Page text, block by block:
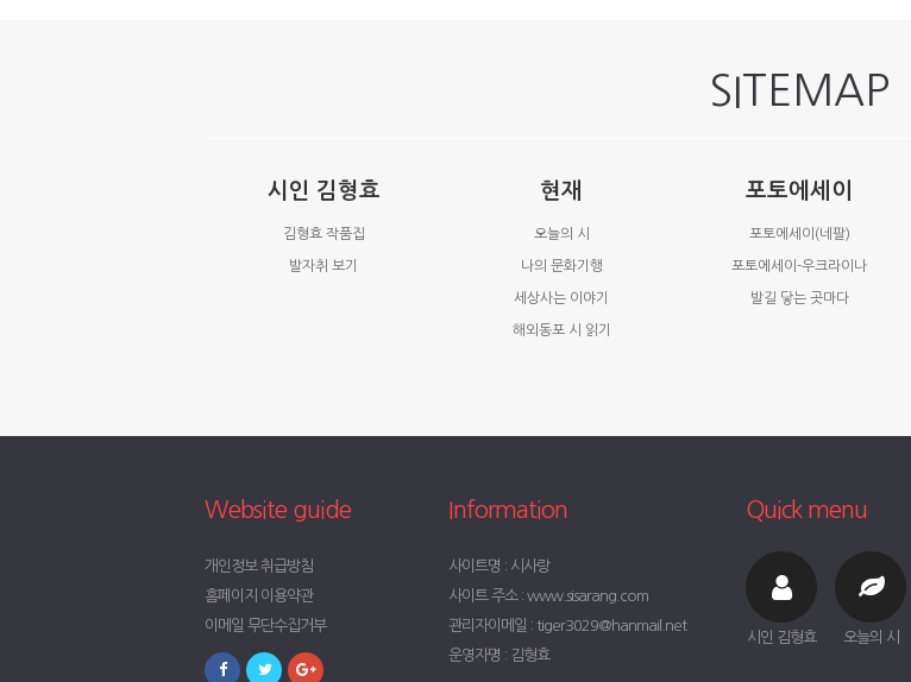
SITEMAP
시인 김형효
김형효 작품집
발자취 보기
현재
오늘의 시
나의 문화기행
세상사는 이야기
해외동포 시 읽기
포토에세이
포토에세이(네팔)
포토에세이-우크라이나
발길 닿는 곳마다
Website guide
개인정보 취급방침
홈페이지 이용약관
이메일 무단수집거부
Information
사이트명 : 시사랑
사이트 주소 : www.sisarang.com
관리자이메일 : tiger3029@hanmail.net
운영자명 : 김형효
Quick menu
시인 김형효 오늘의 시